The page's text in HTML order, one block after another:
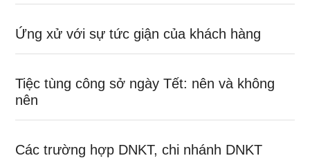
Ứng xử với sự tức giận của khách hàng
Tiệc tùng công sở ngày Tết: nên và không
nên
Các trường hợp DNKT, chi nhánh DNKT